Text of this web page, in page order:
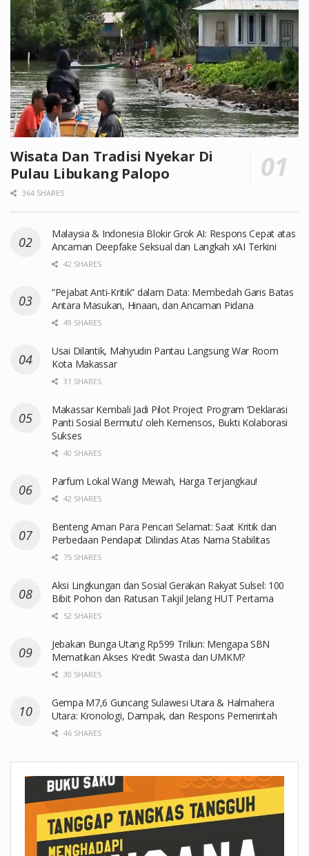
Wisata Dan Tradisi Nyekar Di
Pulau Libukang Palopo
364 SHARES
Malaysia & Indonesia Blokir Grok AI: Respons Cepat atas
Ancaman Deepfake Seksual dan Langkah xAI Terkini
42 SHARES
“Pejabat Anti-Kritik” dalam Data: Membedah Garis Batas
Antara Masukan, Hinaan, dan Ancaman Pidana
49 SHARES
Usai Dilantik, Mahyudin Pantau Langsung War Room
Kota Makassar
31 SHARES
Makassar Kembali Jadi Pilot Project Program ‘Deklarasi
Panti Sosial Bermutu’ oleh Kemensos, Bukti Kolaborasi
Sukses
40 SHARES
Parfum Lokal Wangi Mewah, Harga Terjangkau!
42 SHARES
Benteng Aman Para Pencari Selamat: Saat Kritik dan
Perbedaan Pendapat Dilindas Atas Nama Stabilitas
75 SHARES
Aksi Lingkungan dan Sosial Gerakan Rakyat Sulsel: 100
Bibit Pohon dan Ratusan Takjil Jelang HUT Pertama
52 SHARES
Jebakan Bunga Utang Rp599 Triliun: Mengapa SBN
Mematikan Akses Kredit Swasta dan UMKM?
30 SHARES
Gempa M7,6 Guncang Sulawesi Utara & Halmahera
Utara: Kronologi, Dampak, dan Respons Pemerintah
46 SHARES